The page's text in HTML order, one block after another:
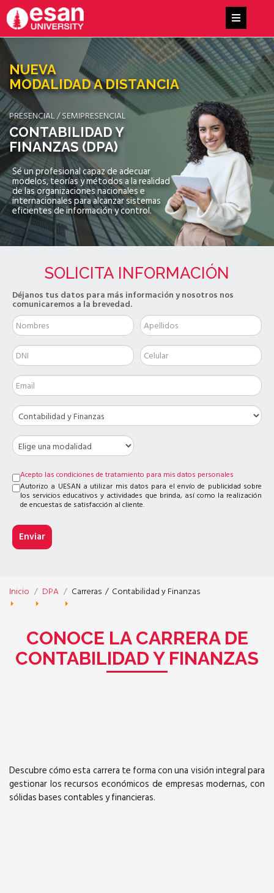
NUEVA
MODALIDAD A DISTANCIA
PRESENCIAL / SEMIPRESENCIAL
CONTABILIDAD Y
FINANZAS (DPA)
Sé un profesional capaz de adecuar
modelos, teorías y métodos a la realidad
de las organizaciones nacionales e
internacionales para alcanzar sistemas
eficientes de información y control.
SOLICITA INFORMACIÓN
Déjanos tus datos para más información y nosotros nos
comunicaremos a la brevedad.
Acepto las condiciones de tratamiento para mis datos personales
Autorizo a UESAN a utilizar mis datos para el envío de publicidad sobre
los servicios educativos y actividades que brinda, así como la realización
de encuestas de satisfacción al cliente.
Inicio DPA Carreras / Contabilidad y Finanzas
CONOCE LA CARRERA DE
CONTABILIDAD Y FINANZAS
Descubre cómo esta carrera te forma con una visión integral para
gestionar los recursos económicos de empresas modernas, con
sólidas bases contables y financieras.